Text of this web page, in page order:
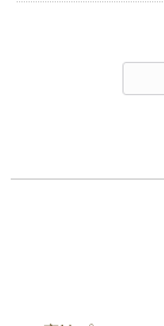
索: